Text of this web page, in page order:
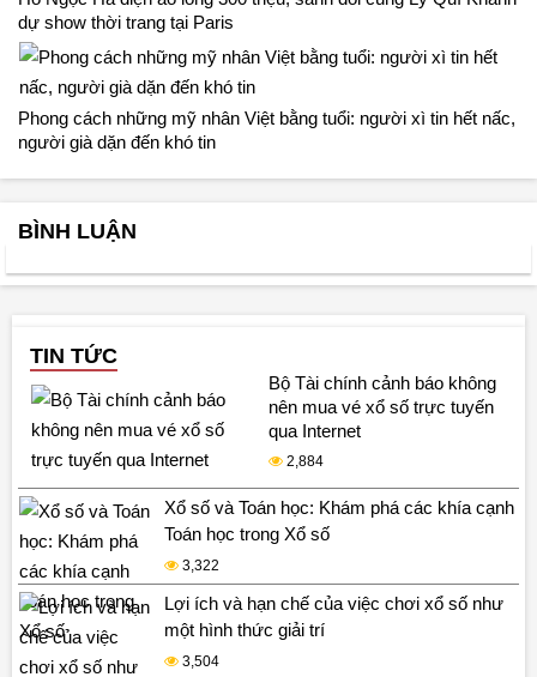
dự show thời trang tại Paris
Phong cách những mỹ nhân Việt bằng tuổi: người xì tin hết nấc,
người già dặn đến khó tin
BÌNH LUẬN
TIN TỨC
Bộ Tài chính cảnh báo không
nên mua vé xổ số trực tuyến
qua Internet
2,884
Xổ số và Toán học: Khám phá các khía cạnh
Toán học trong Xổ số
3,322
Lợi ích và hạn chế của việc chơi xổ số như
một hình thức giải trí
3,504